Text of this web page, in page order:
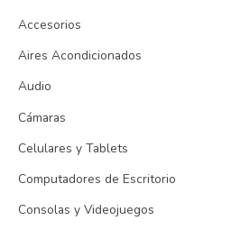
a
r
r
:
Accesorios
Aires Acondicionados
Audio
Cámaras
Celulares y Tablets
Computadores de Escritorio
Consolas y Videojuegos